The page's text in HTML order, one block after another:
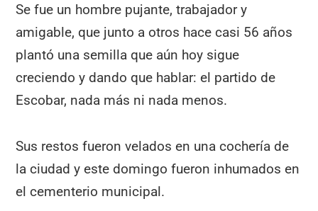
Se fue un hombre pujante, trabajador y
amigable, que junto a otros hace casi 56 años
plantó una semilla que aún hoy sigue
creciendo y dando que hablar: el partido de
Escobar, nada más ni nada menos.
Sus restos fueron velados en una cochería de
la ciudad y este domingo fueron inhumados en
el cementerio municipal.